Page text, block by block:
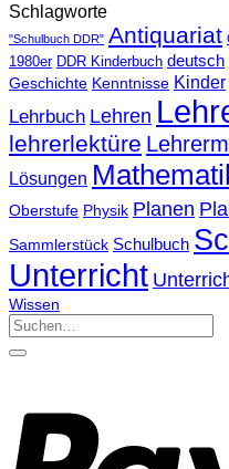
Schlagworte
"Schulbuch DDR" Antiquariat
1980er DDR Kinderbuch deutsch
Geschichte Kenntnisse Kinder
Lehrbuch Lehren
lehrerlektüre
Lösungen
Oberstufe Physik Planen
Sammlerstück Schulbuch
Unterricht
Wissen
Suchen
nach: